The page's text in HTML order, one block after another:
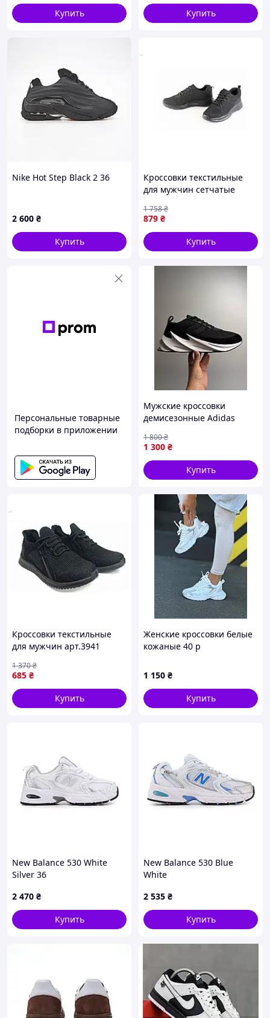
Купить Купить
Nike Hot Step Black 2 36
2 600 ₴
Купить
Кроссовки текстильные
для мужчин сетчатые
активного отдыха и спорта
879 ₴
1 758₴
Купить
Персональные товарные
подборки в приложении
Мужские кроссовки
демисезонные Adidas
белым 44
1 300 ₴
1 800₴
Купить
Кроссовки текстильные
для мужчин арт.3941
носки и активного отдыха
685 ₴
1 370₴
Купить
Женские кроссовки белые
кожаные 40 р
1 150 ₴
Купить
New Balance 530 White
Silver 36
2 470 ₴
Купить
New Balance 530 Blue
White
2 535 ₴
Купить